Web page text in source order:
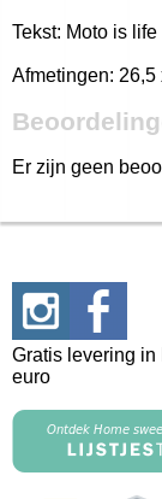
Tekst: Moto is life
Afmetingen: 26,5
Er zijn geen
Gratis levering
euro